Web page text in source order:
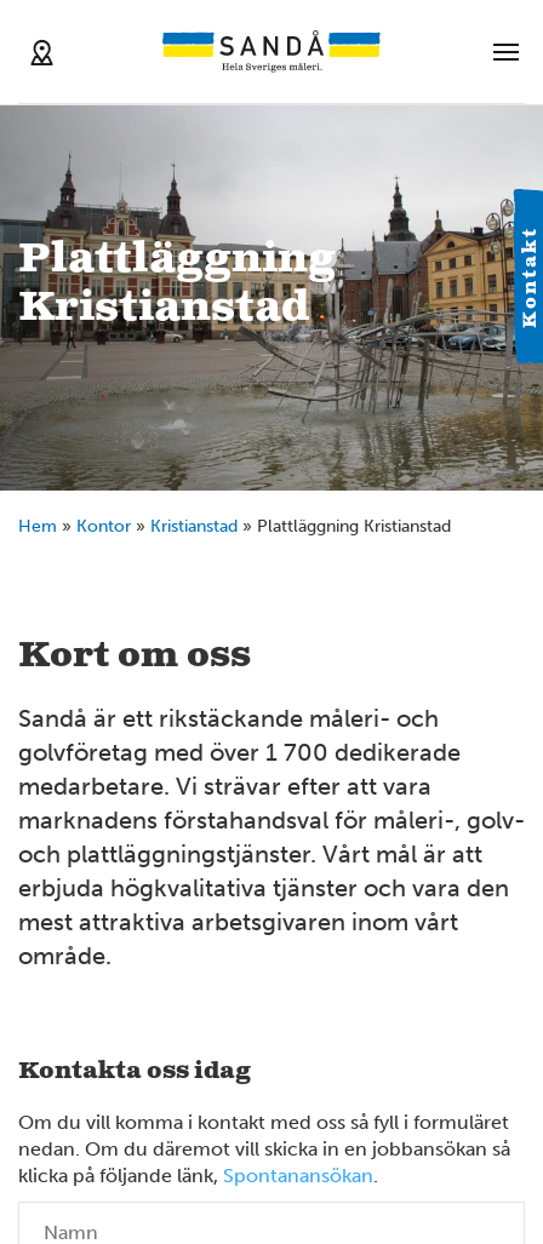
Kontakt
Plattläggning
Kristianstad
Hem » Kontor » Kristianstad » Plattläggning Kristianstad
Kort om oss
Sandå är ett rikstäckande måleri- och
golvföretag med över 1 700 dedikerade
medarbetare. Vi strävar efter att vara
marknadens förstahandsval för måleri-, golv-
och plattläggningstjänster. Vårt mål är att
erbjuda högkvalitativa tjänster och vara den
mest attraktiva arbetsgivaren inom vårt
område.
Kontakta oss idag
Om du vill komma i kontakt med oss så fyll i formuläret
nedan. Om du däremot vill skicka in en jobbansökan så
klicka på följande länk, Spontanansökan.